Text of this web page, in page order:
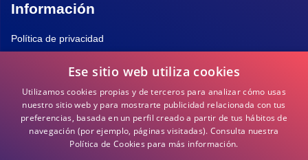
Información
Política de privacidad
Política de Cookies
Términos y Condiciones
Preguntas frecuentes
Ese sitio web utiliza cookies
Utilizamos cookies propias y de terceros para analizar cómo usas
nuestro sitio web y para mostrarte publicidad relacionada con tus
preferencias, basada en un perfil creado a partir de tus hábitos de
navegación (por ejemplo, páginas visitadas). Consulta nuestra
Política de Cookies para más información.